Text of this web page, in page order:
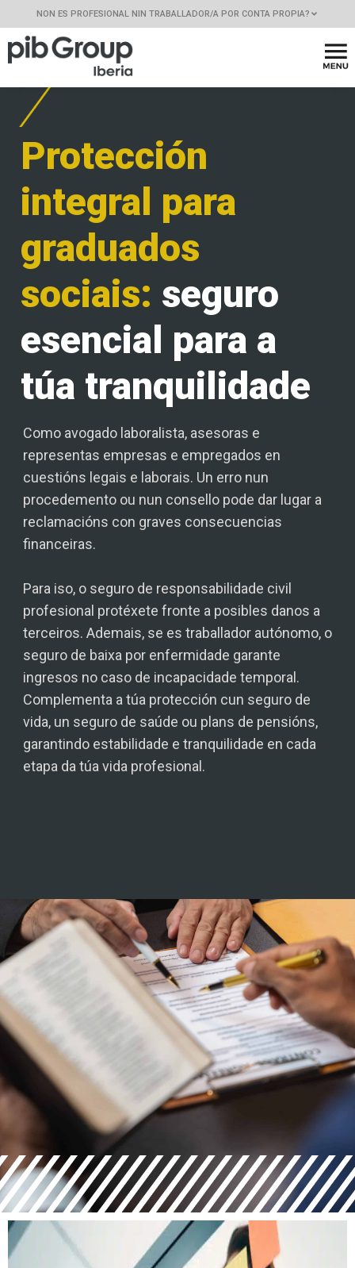
NON ES PROFESIONAL NIN TRABALLADOR/A POR CONTA PROPIA?
Protección
integral para
graduados
sociais: seguro
esencial para a
túa tranquilidade
Como avogado laboralista, asesoras e
representas empresas e empregados en
cuestións legais e laborais. Un erro nun
procedemento ou nun consello pode dar lugar a
reclamacións con graves consecuencias
financeiras.
Para iso, o seguro de responsabilidade civil
profesional protéxete fronte a posibles danos a
terceiros. Ademais, se es traballador autónomo, o
seguro de baixa por enfermidade garante
ingresos no caso de incapacidade temporal.
Complementa a túa protección cun seguro de
vida, un seguro de saúde ou plans de pensións,
garantindo estabilidade e tranquilidade en cada
etapa da túa vida profesional.